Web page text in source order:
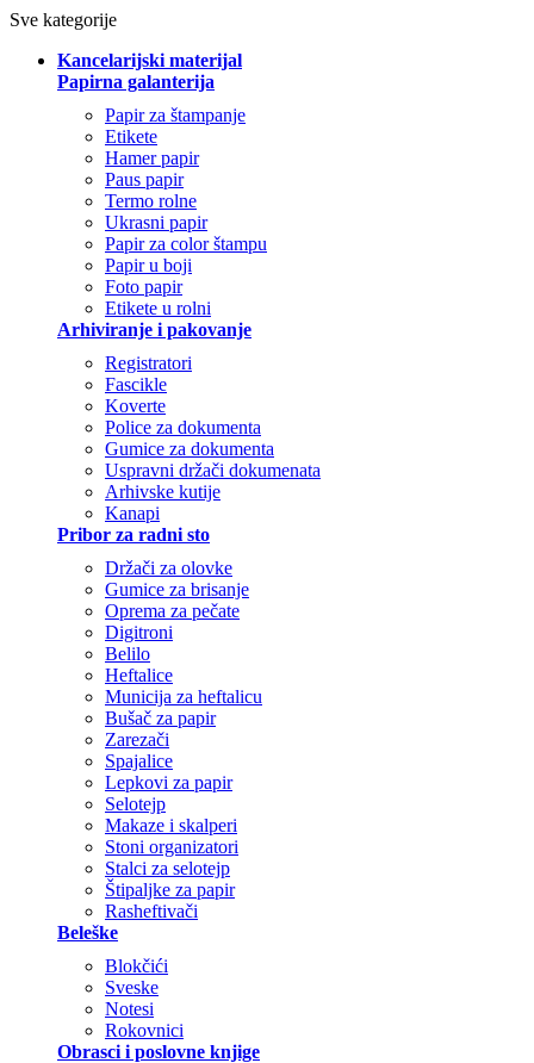
Sve kategorije
Kancelarijski materijal
Papirna galanterija
Papir za štampanje
Etikete
Hamer papir
Paus papir
Termo rolne
Ukrasni papir
Papir za color štampu
Papir u boji
Foto papir
Etikete u rolni
Arhiviranje i pakovanje
Registratori
Fascikle
Koverte
Police za dokumenta
Gumice za dokumenta
Uspravni držači dokumenata
Arhivske kutije
Kanapi
Pribor za radni sto
Držači za olovke
Gumice za brisanje
Oprema za pečate
Digitroni
Belilo
Heftalice
Municija za heftalicu
Bušač za papir
Zarezači
Spajalice
Lepkovi za papir
Selotejp
Makaze i skalperi
Stoni organizatori
Stalci za selotejp
Štipaljke za papir
Rasheftivači
Beleške
Blokčići
Sveske
Notesi
Rokovnici
Obrasci i poslovne knjige